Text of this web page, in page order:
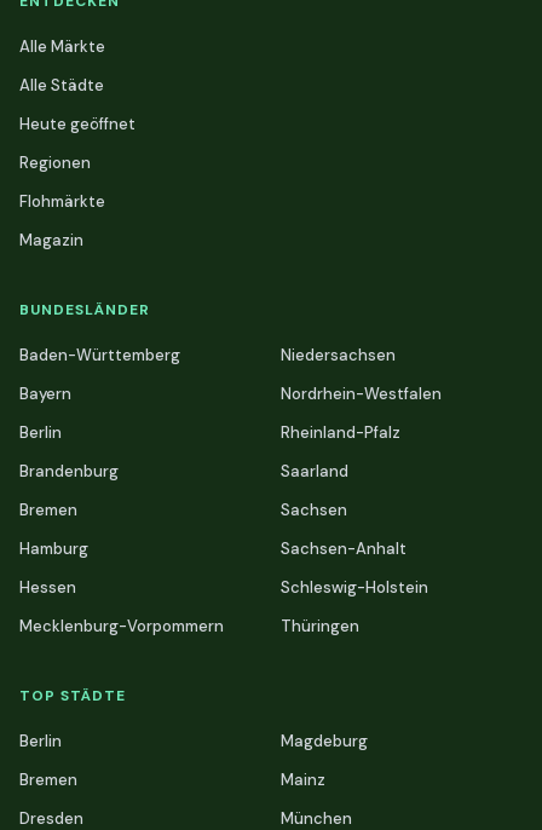
Alle Märkte
Alle Städte
Heute geöffnet
Regionen
Flohmärkte
Magazin
BUNDESLÄNDER
Baden-Württemberg
Bayern
Berlin
Brandenburg
Bremen
Hamburg
Hessen
Mecklenburg-Vorpommern
Niedersachsen
Nordrhein-Westfalen
Rheinland-Pfalz
Saarland
Sachsen
Sachsen-Anhalt
Schleswig-Holstein
Thüringen
TOP STÄDTE
Berlin
Bremen
Dresden
Magdeburg
Mainz
München